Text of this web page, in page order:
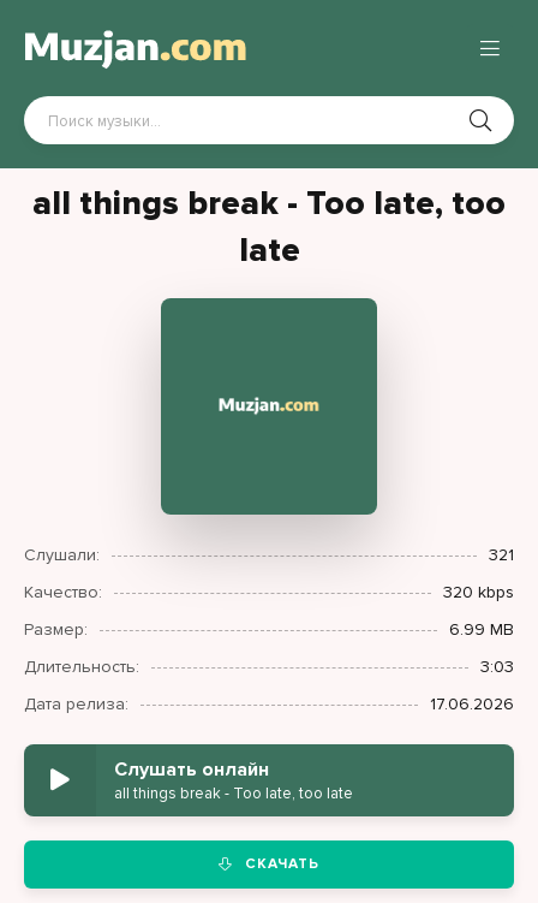
all things break - Too late, too
late
Слушали:
321
Качество:
320 kbps
Размер:
6.99 MB
Длительность:
3:03
Дата релиза:
17.06.2026
Слушать онлайн
all things break - Too late, too late
СКАЧАТЬ